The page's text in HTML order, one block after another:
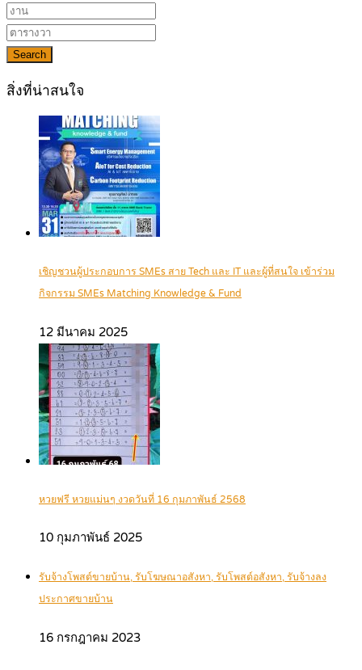
Search
สิ่งที่น่าสนใจ
เชิญชวนผู้ประกอบการ SMEs สาย Tech และ IT และผู้ที่สนใจ เข้าร่วม
กิจกรรม SMEs Matching Knowledge & Fund
12 มีนาคม 2025
หวยฟรี หวยแม่นๆ งวดวันที่ 16 กุมภาพันธ์ 2568
10 กุมภาพันธ์ 2025
รับจ้างโพสต์ขายบ้าน, รับโฆษณาอสังหา, รับโพสต์อสังหา, รับจ้างลง
ประกาศขายบ้าน
16 กรกฎาคม 2023